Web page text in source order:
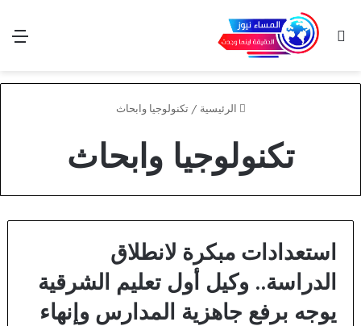
بحث عن
الرئيسية / تكنولوجيا وابحاث
تكنولوجيا وابحاث
استعدادات مبكرة لانطلاق
الدراسة.. وكيل أول تعليم الشرقية
يوجه برفع جاهزية المدارس وإنهاء